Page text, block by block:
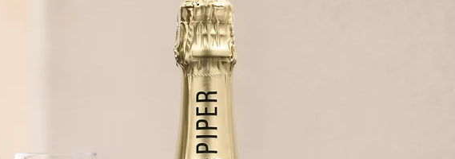
uns mit 4,8 bei Google Reviews (Gesamtergebnis aller Länder, in die wir
– mit ihrem Namen, deinem Foto oder einer Nachricht von Herzen. Kein